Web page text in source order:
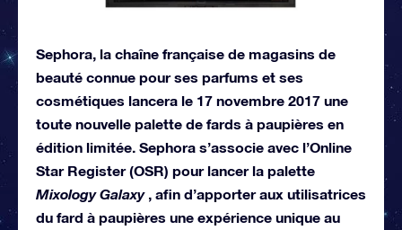
Sephora, la chaîne française de magasins de
beauté connue pour ses parfums et ses
cosmétiques lancera le 17 novembre 2017 une
toute nouvelle palette de fards à paupières en
édition limitée. Sephora s’associe avec l’Online
Star Register (OSR) pour lancer la palette
Mixology Galaxy , afin d’apporter aux utilisatrices
du fard à paupières une expérience unique au